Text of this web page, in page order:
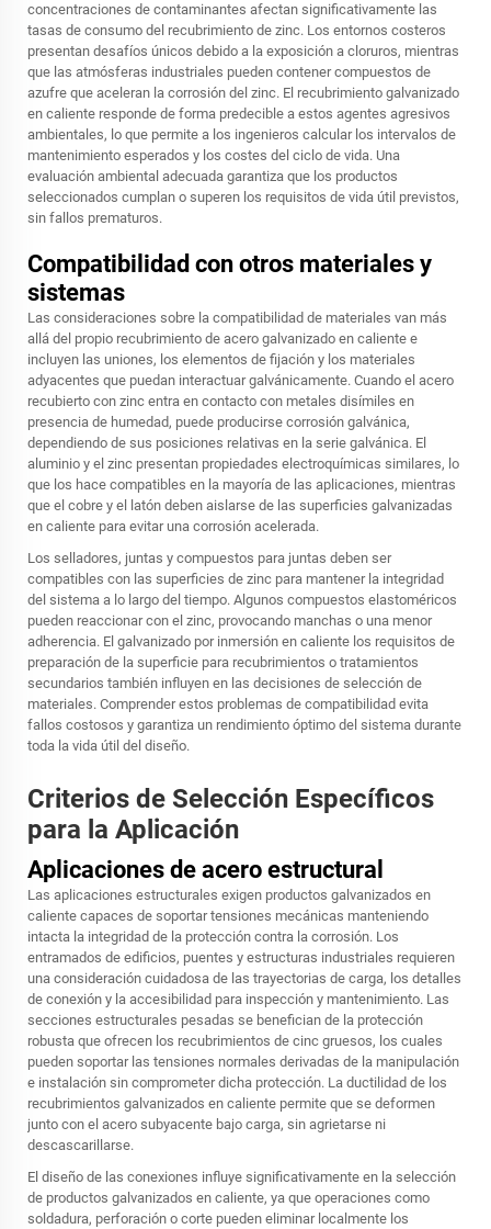
concentraciones de contaminantes afectan significativamente las
tasas de consumo del recubrimiento de zinc. Los entornos costeros
presentan desafíos únicos debido a la exposición a cloruros, mientras
que las atmósferas industriales pueden contener compuestos de
azufre que aceleran la corrosión del zinc. El recubrimiento galvanizado
en caliente responde de forma predecible a estos agentes agresivos
ambientales, lo que permite a los ingenieros calcular los intervalos de
mantenimiento esperados y los costes del ciclo de vida. Una
evaluación ambiental adecuada garantiza que los productos
seleccionados cumplan o superen los requisitos de vida útil previstos,
sin fallos prematuros.
Compatibilidad con otros materiales y
sistemas
Las consideraciones sobre la compatibilidad de materiales van más
allá del propio recubrimiento de acero galvanizado en caliente e
incluyen las uniones, los elementos de fijación y los materiales
adyacentes que puedan interactuar galvánicamente. Cuando el acero
recubierto con zinc entra en contacto con metales disímiles en
presencia de humedad, puede producirse corrosión galvánica,
dependiendo de sus posiciones relativas en la serie galvánica. El
aluminio y el zinc presentan propiedades electroquímicas similares, lo
que los hace compatibles en la mayoría de las aplicaciones, mientras
que el cobre y el latón deben aislarse de las superficies galvanizadas
en caliente para evitar una corrosión acelerada.
Los selladores, juntas y compuestos para juntas deben ser
compatibles con las superficies de zinc para mantener la integridad
del sistema a lo largo del tiempo. Algunos compuestos elastoméricos
pueden reaccionar con el zinc, provocando manchas o una menor
adherencia. El galvanizado por inmersión en caliente los requisitos de
preparación de la superficie para recubrimientos o tratamientos
secundarios también influyen en las decisiones de selección de
materiales. Comprender estos problemas de compatibilidad evita
fallos costosos y garantiza un rendimiento óptimo del sistema durante
toda la vida útil del diseño.
Criterios de Selección Específicos
para la Aplicación
Aplicaciones de acero estructural
Las aplicaciones estructurales exigen productos galvanizados en
caliente capaces de soportar tensiones mecánicas manteniendo
intacta la integridad de la protección contra la corrosión. Los
entramados de edificios, puentes y estructuras industriales requieren
una consideración cuidadosa de las trayectorias de carga, los detalles
de conexión y la accesibilidad para inspección y mantenimiento. Las
secciones estructurales pesadas se benefician de la protección
robusta que ofrecen los recubrimientos de cinc gruesos, los cuales
pueden soportar las tensiones normales derivadas de la manipulación
e instalación sin comprometer dicha protección. La ductilidad de los
recubrimientos galvanizados en caliente permite que se deformen
junto con el acero subyacente bajo carga, sin agrietarse ni
descascarillarse.
El diseño de las conexiones influye significativamente en la selección
de productos galvanizados en caliente, ya que operaciones como
soldadura, perforación o corte pueden eliminar localmente los